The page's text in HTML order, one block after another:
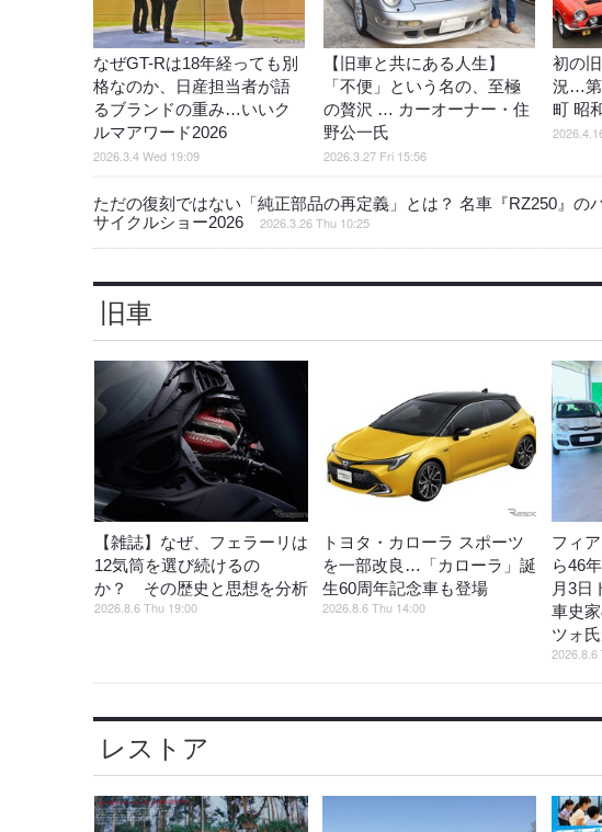
なぜGT-Rは18年経っても別
格なのか、日産担当者が語
るブランドの重み…いいク
ルマアワード2026
2026.3.4 Wed 19:09
【旧車と共にある人生】
「不便」という名の、至極
の贅沢 … カーオーナー・住
野公一氏
2026.3.27 Fri 15:56
初の
況…第
町 昭
ただの復刻ではない「純正部品の再定義」とは？ 名車『RZ250』
サイクルショー2026
2026.3.26 Thu 10:25
旧車
【雑誌】なぜ、フェラーリは
12気筒を選び続けるの
か？ その歴史と思想を分析
2026.8.6 Thu 19:00
トヨタ・カローラ スポーツ
を一部改良…「カローラ」誕
生60周年記念車も登場
2026.8.6 Thu 14:00
フィ
ら46
月3日
車史
ツォ
2026.8.6
レストア